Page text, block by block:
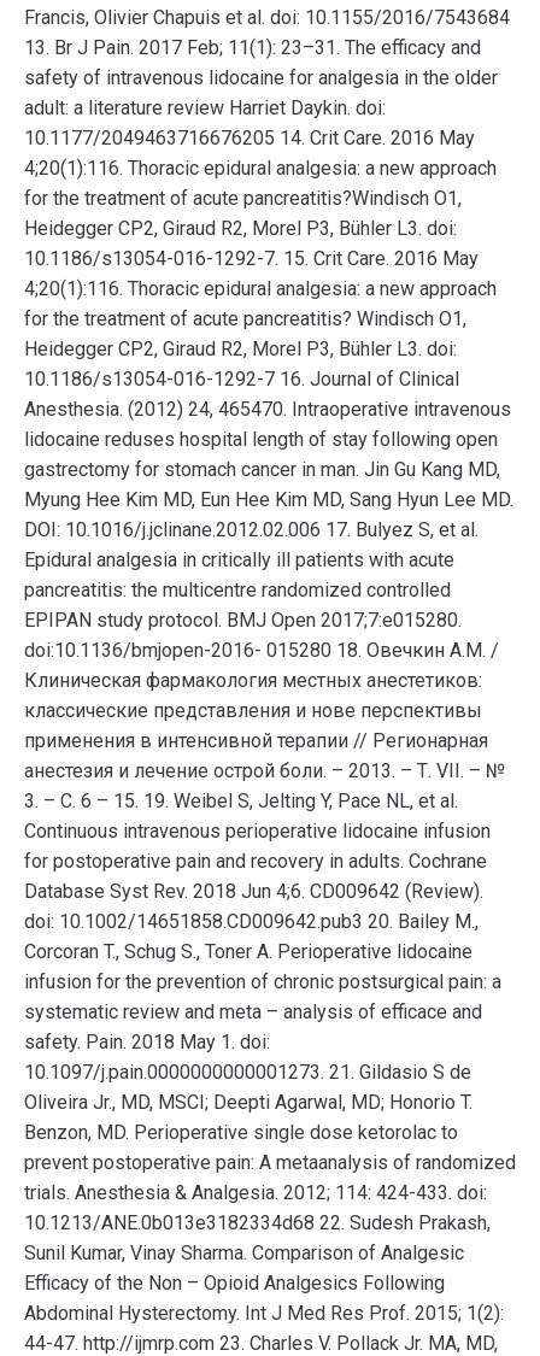
Francis, Olivier Chapuis et al. doi: 10.1155/2016/7543684
13. Br J Pain. 2017 Feb; 11(1): 23–31. The efficacy and
safety of intravenous lidocaine for analgesia in the older
adult: a literature review Harriet Daykin. doi:
10.1177/2049463716676205 14. Crit Care. 2016 May
4;20(1):116. Thoracic epidural analgesia: a new approach
for the treatment of acute pancreatitis?Windisch O1,
Heidegger CP2, Giraud R2, Morel P3, Bühler L3. doi:
10.1186/s13054-016-1292-7. 15. Crit Care. 2016 May
4;20(1):116. Thoracic epidural analgesia: a new approach
for the treatment of acute pancreatitis? Windisch O1,
Heidegger CP2, Giraud R2, Morel P3, Bühler L3. doi:
10.1186/s13054-016-1292-7 16. Journal of Clinical
Anesthesia. (2012) 24, 465470. Intraoperative intravenous
lidocaine reduses hospital length of stay following open
gastrectomy for stomach cancer in man. Jin Gu Kang MD,
Myung Hee Kim MD, Eun Hee Kim MD, Sang Hyun Lee MD.
DOI: 10.1016/j.jclinane.2012.02.006 17. Bulyez S, et al.
Epidural analgesia in critically ill patients with acute
pancreatitis: the multicentre randomized controlled
EPIPAN study protocol. BMJ Open 2017;7:е015280.
doi:10.1136/bmjopen-2016- 015280 18. Овечкин А.М. /
Клиническая фармакология местных анестетиков:
классические представления и нове перспективы
применения в интенсивной терапии // Регионарная
анестезия и лечение острой боли. – 2013. – Т. VII. – №
3. – С. 6 – 15. 19. Weibel S, Jelting Y, Pace NL, et al.
Continuous intravenous perioperative lidocaine infusion
for postoperative pain and recovery in adults. Cochrane
Database Syst Rev. 2018 Jun 4;6. CD009642 (Review).
doi: 10.1002/14651858.CD009642.pub3 20. Bailey M.,
Corcoran T., Schug S., Toner A. Perioperative lidocaine
infusion for the prevention of chronic postsurgical pain: a
systematic review and meta – analysis of efficace and
safety. Pain. 2018 May 1. doi:
10.1097/j.pain.0000000000001273. 21. Gildasio S de
Oliveira Jr., MD, MSCI; Deepti Agarwal, MD; Honorio T.
Benzon, MD. Perioperative single dose ketorolac to
prevent postoperative pain: A metaanalysis of randomized
trials. Anesthesia & Analgesia. 2012; 114: 424-433. doi:
10.1213/ANE.0b013e3182334d68 22. Sudesh Prakash,
Sunil Kumar, Vinay Sharma. Comparison of Analgesic
Efficacy of the Non – Opioid Analgesics Following
Abdominal Hysterectomy. Int J Med Res Prof. 2015; 1(2):
44-47. http://ijmrp.com 23. Charles V. Pollack Jr. MA, MD,